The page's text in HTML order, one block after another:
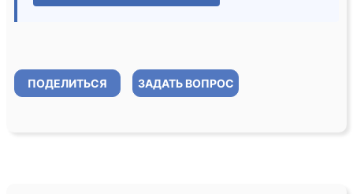
ПОДЕЛИТЬСЯ ЗАДАТЬ ВОПРОС